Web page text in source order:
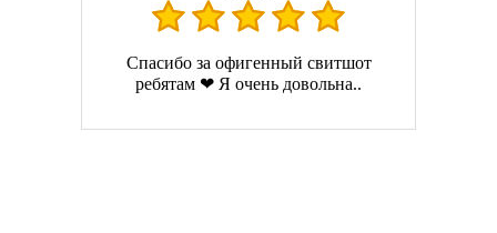
Спасибо за офигенный свитшот
ребятам ❤ Я очень довольна..